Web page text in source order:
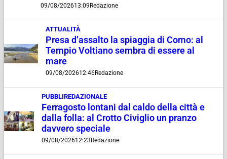
09/08/202613:09 Redazione
ATTUALITÀ
Presa d’assalto la spiaggia di Como: al
Tempio Voltiano sembra di essere al
mare
09/08/202612:46Redazione
PUBBLIREDAZIONALE
Ferragosto lontani dal caldo della città e
dalla folla: al Crotto Civiglio un pranzo
davvero speciale
09/08/202612:23 Redazione